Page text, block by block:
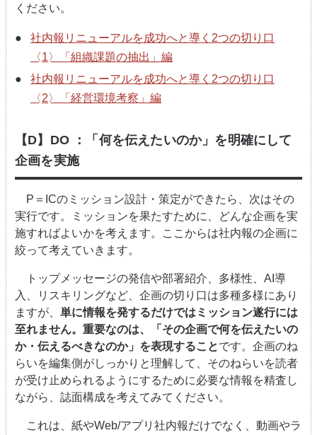
ください。
社内報リニューアルを成功へと導く2つの切り⼝
〈1〉「組織課題の抽出」編
社内報リニューアルを成功へと導く2つの切り⼝
〈2〉「経営環境考察」編
【D】DO ：「何を伝えたいのか」を明確にして
企画を実施
P＝ICのミッション設計・策定ができたら、次はその
実行です。ミッションを果たすために、どんな企画を実
施すればよいかを考えます。ここからは社内報の企画に
絞って考えていきます。
トップメッセージの発信や部署紹介、多様性、AI導
入、リスキリングなど、 企画の切り口は多種多様にあり
ますが、 単に情報を発するだけではミッション遂行には
至れません。重要なのは、「その企画で何を伝えたいの
か・伝えるべきなのか」を表現することです。企画のね
らいを編集側がしっかりと理解して、そのねらいを読者
が受け止められるようにするために必要な情報を精査し
ながら、誌面構成を考えてみてください。
これは、紙やWeb/アプリ社内報だけでなく、動画やラ